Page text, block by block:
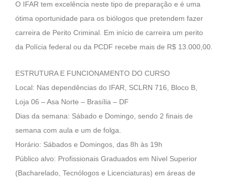
O IFAR tem excelência neste tipo de preparação e é uma
ótima oportunidade para os biólogos que pretendem fazer
carreira de Perito Criminal. Em início de carreira um perito
da Polícia federal ou da PCDF recebe mais de R$ 13.000,00.
ESTRUTURA E FUNCIONAMENTO DO CURSO
Local: Nas dependências do IFAR, SCLRN 716, Bloco B,
Loja 06 – Asa Norte – Brasília – DF
Dias da semana: Sábado e Domingo, sendo 2 finais de
semana com aula e um de folga.
Horário: Sábados e Domingos, das 8h às 19h
Público alvo: Profissionais Graduados em Nível Superior
(Bacharelado, Tecnólogos e Licenciaturas) em áreas de